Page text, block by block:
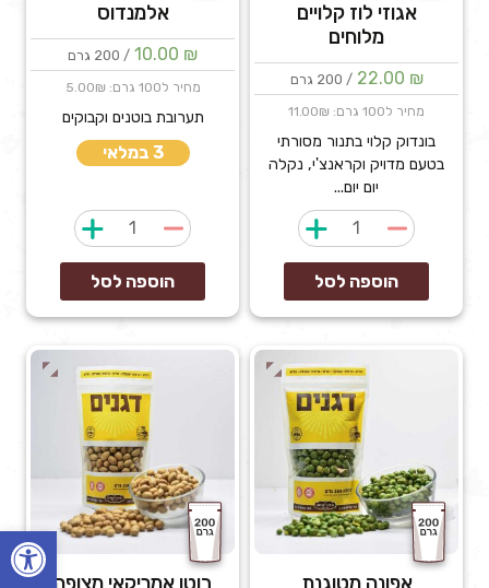
אגוזי לוז קלויים
מלוחים
22.00 ₪ / 200 גרם
מחיר ל100 גרם: 11.00₪
בונדוק קלוי בתנור מסורתי
בטעם מדויק וקראנצ'י, נקלה
יום יום...
כמות
של
אגוזי
לוז
קלויים
מלוחים
הוספה לסל
אלמנדוס
10.00 ₪ / 200 גרם
מחיר ל100 גרם: 5.00₪
תערובת בוטנים וקבוקים
3 במלאי
כמות
של
אלמנדוס
הוספה לסל